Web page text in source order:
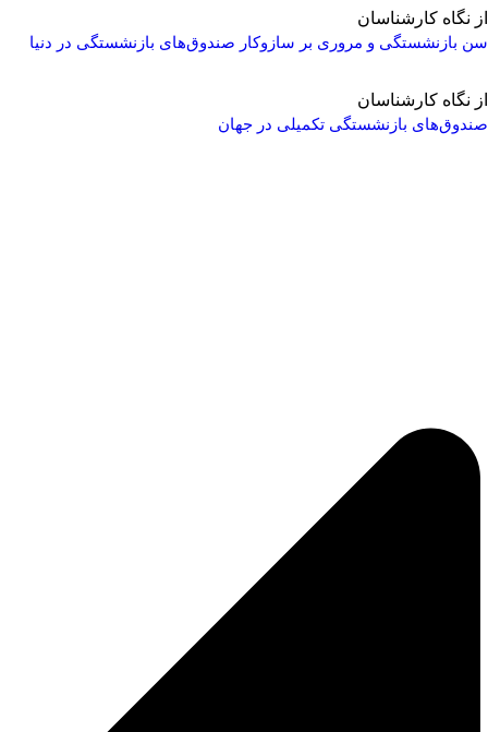
از نگاه کارشناسان
سن بازنشستگی و مروری بر سازوکار صندوق‌های بازنشستگی در دنیا
از نگاه کارشناسان
صندوق‌های بازنشستگی تکمیلی در جهان